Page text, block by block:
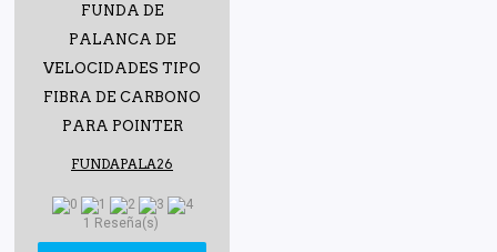
FUNDA DE
PALANCA DE
VELOCIDADES TIPO
FIBRA DE CARBONO
PARA POINTER
FUNDAPALA26
1 Reseña(s)